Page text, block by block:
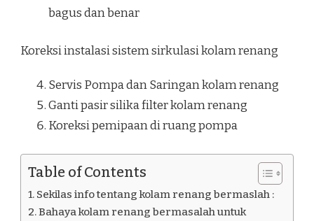
bagus dan benar
Koreksi instalasi sistem sirkulasi kolam renang
Servis Pompa dan Saringan kolam renang
Ganti pasir silika filter kolam renang
Koreksi pemipaan di ruang pompa
Table of Contents
Sekilas info tentang kolam renang bermaslah :
Bahaya kolam renang bermasalah untuk